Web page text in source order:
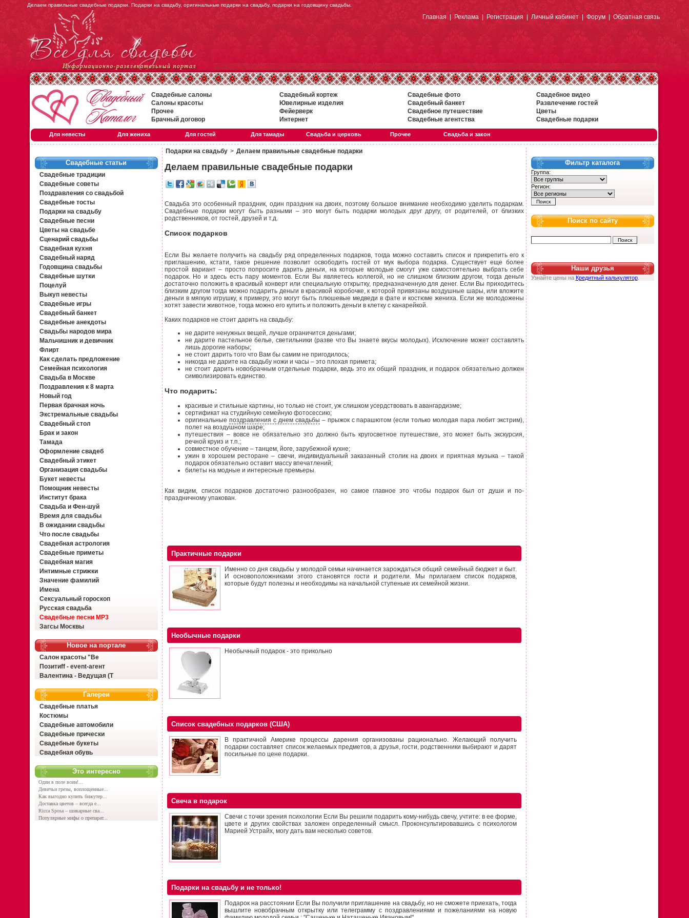
Делаем правильные свадебные подарки. Подарки на свадьбу, оригинальные подарки на свадьбу, подарки на годовщину свадьбы.
Главная|Реклама|Регистрация| Личный кабинет|Форум| Обратная связь
Свадебные салоны Свадебный кортеж Свадебные фото
Свадебное видео
Салоны красоты
Ювелирные изделия Свадебный банкет
Развлечение гостей
Прочее
Фейерверк Свадебное путешествие
Цветы
Брачный договор
Интернет Свадебные агентства Свадебные подарки
Для невесты Для жениха Для гостей Для тамады Свадьба и церковь Прочее Свадьба и закон
Свадебные статьи
Свадебные традиции
Свадебные советы
Поздравления со свадьбой
Свадебные тосты
Подарки на свадьбу
Свадебные песни
Цветы на свадьбе
Сценарий свадьбы
Свадебная кухня
Свадебный наряд
Годовщина свадьбы
Свадебные шутки
Поцелуй
Выкуп невесты
Свадебные игры
Свадебный банкет
Свадебные анекдоты
Свадьбы народов мира
Мальчишник и девичник
Флирт
Как сделать предложение
Семейная психология
Свадьба в Москве
Поздравления к 8 марта
Новый год
Первая брачная ночь
Экстремальные свадьбы
Свадебный стол
Брак и закон
Тамада
Оформление свадеб
Свадебный этикет
Организация свадьбы
Букет невесты
Помощник невесты
Институт брака
Свадьба и Фен-шуй
Время для свадьбы
В ожидании свадьбы
Что после свадьбы
Свадебная астрология
Свадебные приметы
Свадебная магия
Интимные стрижки
Значение фамилий
Имена
Сексуальный гороскоп
Русская свадьба
Свадебные песни MP3
Загсы Москвы
Новое на портале
Салон красоты "Ве
Позитиff - event-агент
Валентина - Ведущая (Т
Галереи
Свадебные платья
Костюмы
Свадебные автомобили
Свадебные прически
Свадебные букеты
Свадебная обувь
Это интересно
Один в поле воин!...
Девичьи грезы, воплощенные...
Как выгодно купить бижутер...
Доставка цветов – всегда е...
Ricca Sposa – шикарные сва...
Популярные мифы о препарат...
Подарки на свадьбу > Делаем правильные свадебные подарки
Делаем правильные свадебные подарки
Свадьба это особенный праздник, один праздник на двоих, поэтому большое внимание необходимо уделить подаркам.
Свадебные подарки могут быть разными – это могут быть подарки молодых друг другу, от родителей, от близких
родственников, от гостей, друзей и т.д.
Список подарков
Если Вы желаете получить на свадьбу ряд определенных подарков, тогда можно составить список и прикрепить его к
приглашению, кстати, такое решение позволит освободить гостей от мук выбора подарка. Существует еще более
простой вариант – просто попросите дарить деньги, на которые молодые смогут уже самостоятельно выбрать себе
подарок. Но и здесь есть пару моментов. Если Вы являетесь коллегой, но не слишком близким другом, тогда деньги
достаточно положить в красивый конверт или специальную открытку, предназначенную для денег. Если Вы приходитесь
близким другом тогда можно подарить деньги в красивой коробочке, к которой привязаны воздушные шары, или вложите
деньги в мягкую игрушку, к примеру, это могут быть плюшевые медведи в фате и костюме жениха. Если же молодожены
хотят завести животное, тогда можно его купить и положить деньги в клетку с канарейкой.
Каких подарков не стоит дарить на свадьбу:
не дарите ненужных вещей, лучше ограничится деньгами;
не дарите пастельное белье, светильники (разве что Вы знаете вкусы молодых). Исключение может составлять
лишь дорогие наборы;
не стоит дарить того что Вам бы самим не пригодилось;
никогда не дарите на свадьбу ножи и часы – это плохая примета;
не стоит дарить новобрачным отдельные подарки, ведь это их общий праздник, и подарок обязательно должен
символизировать единство.
Что подарить:
красивые и стильные картины, но только не стоит, уж слишком усердствовать в авангардизме;
сертификат на студийную семейную фотосессию;
оригинальные поздравления с днем свадьбы – прыжок с парашютом (если только молодая пара любит экстрим),
полет на воздушном шаре;
путешествия – вовсе не обязательно это должно быть кругосветное путешествие, это может быть экскурсия,
речной круиз и т.п.;
совместное обучение – танцем, йоге, зарубежной кухне;
ужин в хорошем ресторане – свечи, индивидуальный заказанный столик на двоих и приятная музыка – такой
подарок обязательно оставит массу впечатлений;
билеты на модные и интересные премьеры.
Как видим, список подарков достаточно разнообразен, но самое главное это чтобы подарок был от души и по-
праздничному упакован.
Практичные подарки
Именно со дня свадьбы у молодой семьи начинается зарождаться общий семейный бюджет и быт.
И основоположниками этого становятся гости и родители. Мы прилагаем список подарков,
которые будут полезны и необходимы на начальной ступеньке их семейной жизни.
Необычные подарки
Необычный подарок - это прикольно
Список свадебных подарков (США)
В практичной Америке процессы дарения организованы рационально. Желающий получить
подарки составляет список желаемых предметов, а друзья, гости, родственники выбирают и дарят
посильные по цене подарки.
Свеча в подарок
Свечи с точки зрения психологии Если Вы решили подарить кому-нибудь свечу, учтите: в ее форме,
цвете и других свойствах заложен определенный смысл. Проконсультировавшись с психологом
Марией Устрайх, могу дать вам несколько советов.
Подарки на свадьбу и не только!
Подарок на расстоянии Если Вы получили приглашение на свадьбу, но не сможете приехать, тогда
вышлите новобрачным открытку или телеграмму с поздравлениями и пожеланиями на новую
Фильтр каталога
Группа:
Регион:
Поиск по сайту
Наши друзья
Узнайте цены на Кредитный калькулятор.